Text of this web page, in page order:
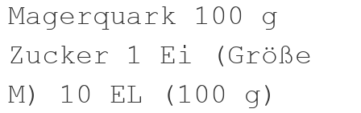
Magerquark 100 g
Zucker 1 Ei (Größe
M) 10 EL (100 g)